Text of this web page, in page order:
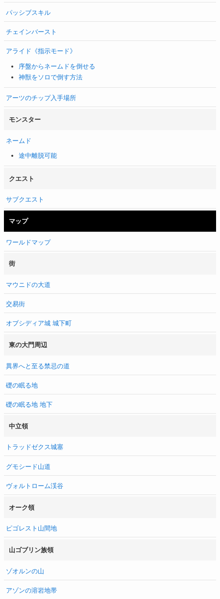
パッシブスキル
チェインバースト
アライド《指示モード》
序盤からネームドを倒せる
神獣をソロで倒す方法
アーツのチップ入手場所
モンスター
ネームド
途中離脱可能
クエスト
サブクエスト
マップ
ワールドマップ
街
マウニドの大道
交易街
オブシディア城 城下町
東の大門周辺
異界へと至る禁忌の道
礎の眠る地
礎の眠る地 地下
中立領
トラッドゼクス城塞
グモシード山道
ヴォルトローム渓谷
オーク領
ピゴレスト山間地
山ゴブリン族領
ゾオルンの山
アゾンの溶岩地帯